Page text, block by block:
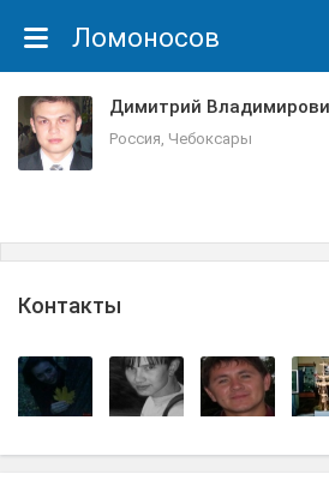
Ломоносов
Димитрий
Россия, Чебоксары
Контакты